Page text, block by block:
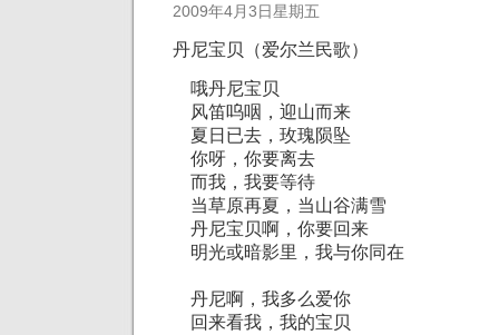
2009年4月3日星期五
丹尼宝贝（爱尔兰民歌）
哦丹尼宝贝
风笛呜咽，迎山而来
夏日已去，玫瑰陨坠
你呀，你要离去
而我，我要等待
当草原再夏，当山谷满雪
丹尼宝贝啊，你要回来
明光或暗影里，我与你同在
丹尼啊，我多么爱你
回来看我，我的宝贝